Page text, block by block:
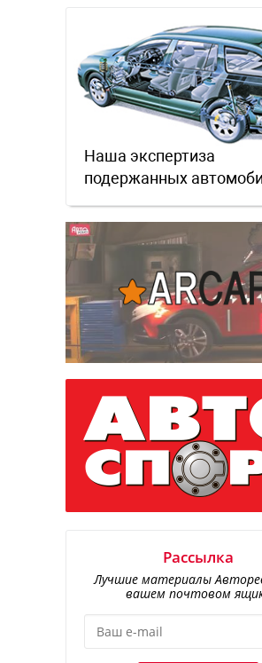
Наша экспертиза
подержанных
Рассылка
Лучшие материалы
вашем почтовом